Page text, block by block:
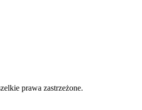
prawa zastrzeżone.